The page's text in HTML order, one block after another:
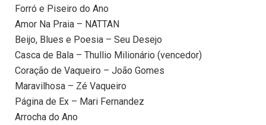
Forró e Piseiro do Ano
Amor Na Praia – NATTAN
Beijo, Blues e Poesia – Seu Desejo
Casca de Bala – Thullio Milionário (vencedor)
Coração de Vaqueiro – João Gomes
Maravilhosa – Zé Vaqueiro
Página de Ex – Mari Fernandez
Arrocha do Ano